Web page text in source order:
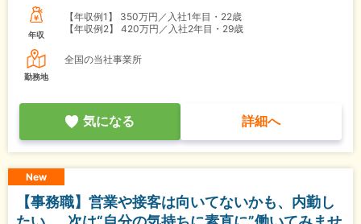
年収
【年収例1】
350万円／入社1年目・22歳
【年収例2】
420万円／入社2年目・29歳
勤務地
全国の当社事業所
気になる 詳細へ
New
【事務職】営業や接客は向いてないかも、内勤し